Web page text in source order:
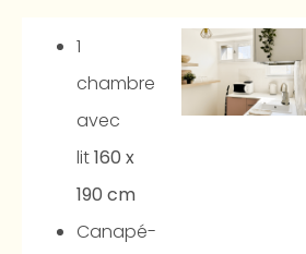
1
chambre
avec
lit160 x
190 cm
Canapé-